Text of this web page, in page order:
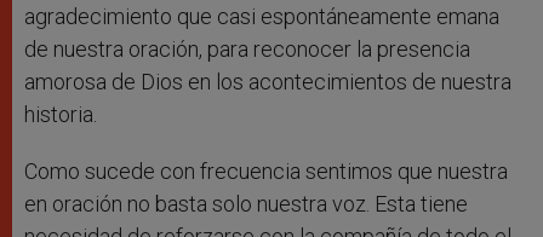
agradecimiento que casi espontáneamente emana
de nuestra oración, para reconocer la presencia
amorosa de Dios en los acontecimientos de nuestra
historia.
Como sucede con frecuencia sentimos que nuestra
en oración no basta solo nuestra voz. Esta tiene